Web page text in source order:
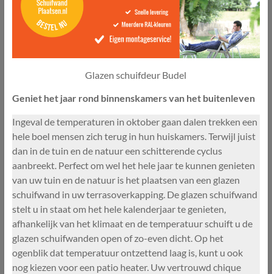
Glazen schuifdeur Budel
Geniet het jaar rond binnenskamers van het buitenleven
Ingeval de temperaturen in oktober gaan dalen trekken een
hele boel mensen zich terug in hun huiskamers. Terwijl juist
dan in de tuin en de natuur een schitterende cyclus
aanbreekt. Perfect om wel het hele jaar te kunnen genieten
van uw tuin en de natuur is het plaatsen van een glazen
schuifwand in uw terrasoverkapping. De glazen schuifwand
stelt u in staat om het hele kalenderjaar te genieten,
afhankelijk van het klimaat en de temperatuur schuift u de
glazen schuifwanden open of zo-even dicht. Op het
ogenblik dat temperatuur ontzettend laag is, kunt u ook
nog kiezen voor een patio heater. Uw vertrouwd chique